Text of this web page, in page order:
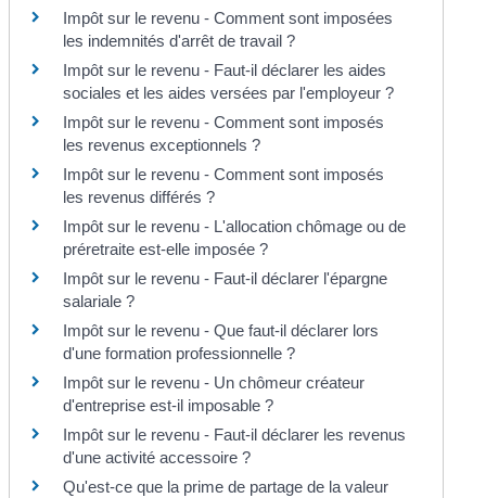
Impôt sur le revenu - Comment sont imposées
les indemnités d'arrêt de travail ?
Impôt sur le revenu - Faut-il déclarer les aides
sociales et les aides versées par l'employeur ?
Impôt sur le revenu - Comment sont imposés
les revenus exceptionnels ?
Impôt sur le revenu - Comment sont imposés
les revenus différés ?
Impôt sur le revenu - L'allocation chômage ou de
préretraite est-elle imposée ?
Impôt sur le revenu - Faut-il déclarer l'épargne
salariale ?
Impôt sur le revenu - Que faut-il déclarer lors
d'une formation professionnelle ?
Impôt sur le revenu - Un chômeur créateur
d'entreprise est-il imposable ?
Impôt sur le revenu - Faut-il déclarer les revenus
d'une activité accessoire ?
Qu'est-ce que la prime de partage de la valeur